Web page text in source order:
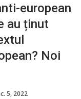
european
au ținut
Noi
5, 2022